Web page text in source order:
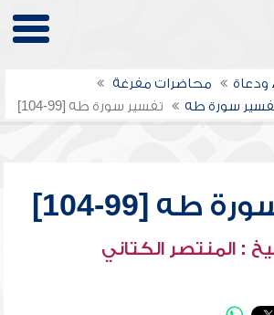
ودعاة
محاضرات مفرغة
سورة طه تفسير سورة طه [99-104]
طه [99-104]
: المنتصر الكتاني